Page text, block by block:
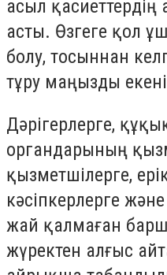
асыл
асты. Өзгеге қол
болу, тосыннан
тұру маңызды
Дәрігерлерге,
органдарының
қызметшілерге,
кәсіпкерлерге
жай қалмаған
жүректен алғыс